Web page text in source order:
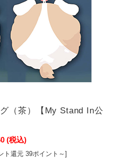
（茶）【My Stand In公
(税込)
ト還元 39ポイント～]